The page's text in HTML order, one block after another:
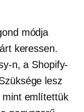
módja
keressen.
n, a Shopify-
lesz
mintemlítettük